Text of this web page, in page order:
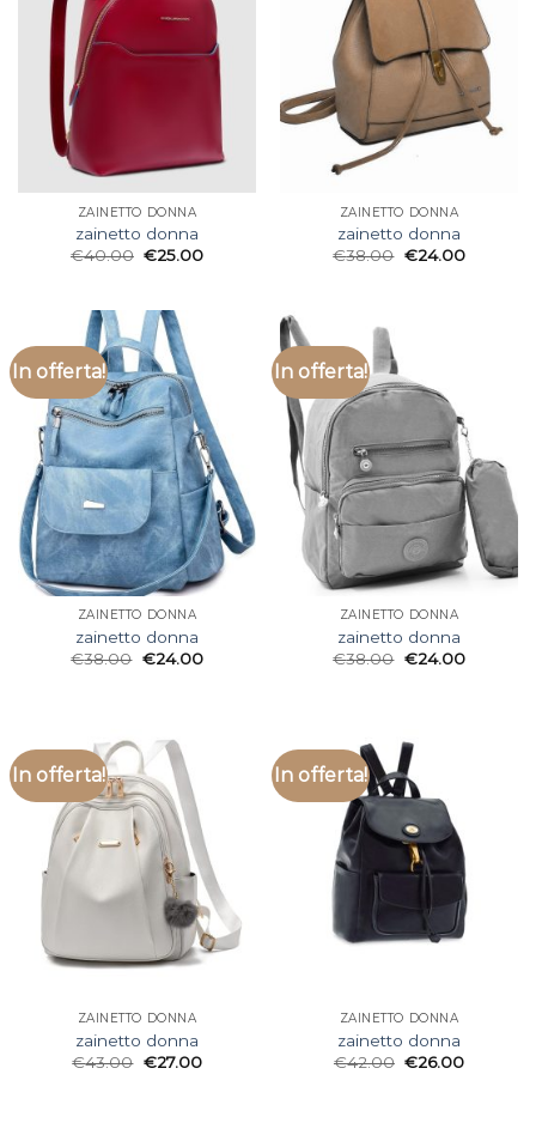
ZAINETTO DONNA
zainetto donna
€40.00 €25.00
ZAINETTO DONNA
zainetto donna
€38.00 €24.00
In offerta!
ZAINETTO DONNA
zainetto donna
€38.00 €24.00
In offerta!
ZAINETTO DONNA
zainetto donna
€38.00 €24.00
In offerta!
ZAINETTO DONNA
zainetto donna
€43.00 €27.00
In offerta!
ZAINETTO DONNA
zainetto donna
€42.00 €26.00